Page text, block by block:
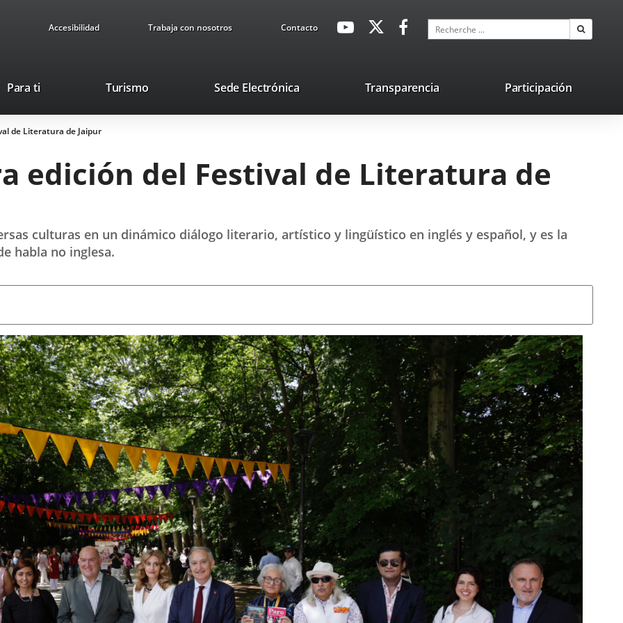
Accesibilidad Trabaja con nosotros ContactoavaHeaderSocial
Enlace
externa.
Enlace
aplicación
externa.
Enlace
aplicación
externa.
Recherche
Para ti TurismoEste
se
una
ventana
Sede ElectrónicaEnlace
una
Transparencia Participación
de Literatura de Jaipur
edición del Festival de Literatura de
culturas en un dinámico diálogo literario, artístico y lingüístico en inglés y español, y es la
habla no inglesa.